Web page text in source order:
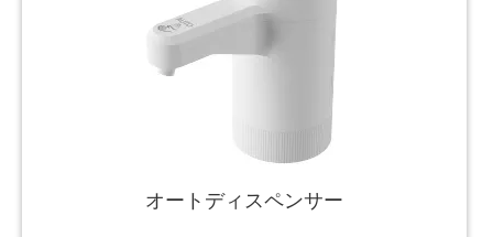
オートディスペンサー